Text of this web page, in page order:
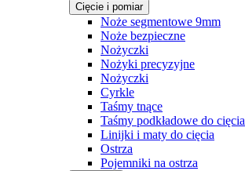
Cięcie i pomiar
Noże segmentowe 9mm
Noże bezpieczne
Nożyczki
Nożyki precyzyjne
Nożyczki
Cyrkle
Taśmy tnące
Taśmy podkładowe do cięcia
Linijki i maty do cięcia
Ostrza
Pojemniki na ostrza